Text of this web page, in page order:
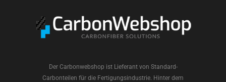
Der Carbonwebshop ist Lieferant von Standard-
Carbonteilen für die Fertigungsindustrie. Hinter dem